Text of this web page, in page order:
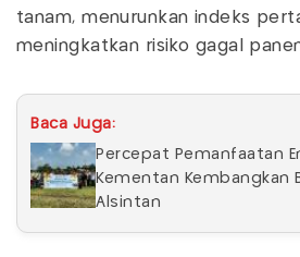
tanam, menurunkan indeks
meningkatkan risiko gagal
Baca Juga:
Percepat Pemanfaatan
Kementan Kembangkan
Alsintan